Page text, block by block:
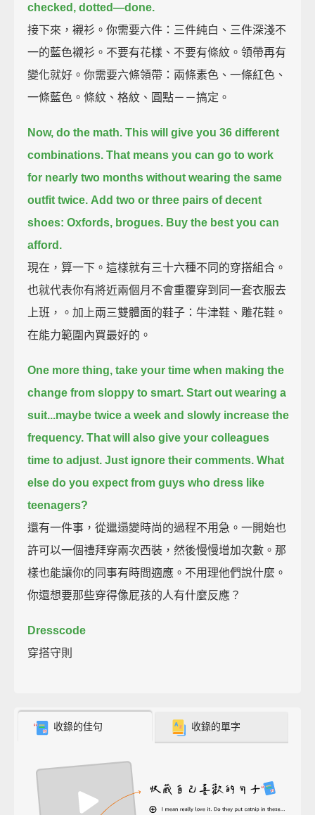
checked, dotted—done.
接下來，襯衫。你需要六件：三件純白、三件深淺不
一的藍色襯衫。不要有花樣、不要有條紋。領帶再有
變化就好。你需要六條領帶：兩條素色、一條紅色、
一條藍色。條紋、格紋、圓點－－搞定。
Now, do the math. This will give you 36 different
combinations. That means you can go to work
for nearly two months without wearing the same
outfit twice. Add two or three pairs of decent
shoes: Oxfords, brogues. Buy the best you can
afford.
現在，算一下。這樣就有三十六種不同的穿搭組合。
也就代表你有將近兩個月不會重覆穿到同一套衣服去
上班，。加上兩三雙體面的鞋子：牛津鞋、雕花鞋。
在能力範圍內買最好的。
One more thing, take your time when making the
change from sloppy to smart. Start out wearing a
suit...maybe twice a week and slowly increase the
frequency. That will also give your colleagues
time to adjust. Just ignore their comments. What
else do you expect from guys who dress like
teenagers?
還有一件事，從邋遢變時尚的過程不用急。一開始也
許可以一個禮拜穿兩次西裝，然後慢慢增加次數。那
樣也能讓你的同事有時間適應。不用理他們說什麼。
你還想要那些穿得像屁孩的人有什麼反應？
Dresscode
穿搭守則
收錄的佳句 收錄的單字